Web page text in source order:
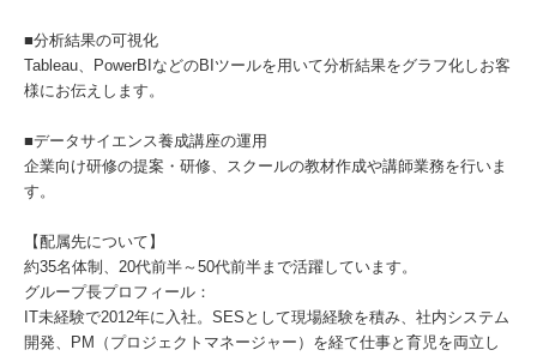
■分析結果の可視化
Tableau、PowerBIなどのBIツールを用いて分析結果をグラフ化しお客
様にお伝えします。
■データサイエンス養成講座の運用
企業向け研修の提案・研修、スクールの教材作成や講師業務を行いま
す。
【配属先について】
約35名体制、20代前半～50代前半まで活躍しています。
グループ長プロフィール：
IT未経験で2012年に入社。SESとして現場経験を積み、社内システム
開発、PM（プロジェクトマネージャー）を経て仕事と育児を両立し